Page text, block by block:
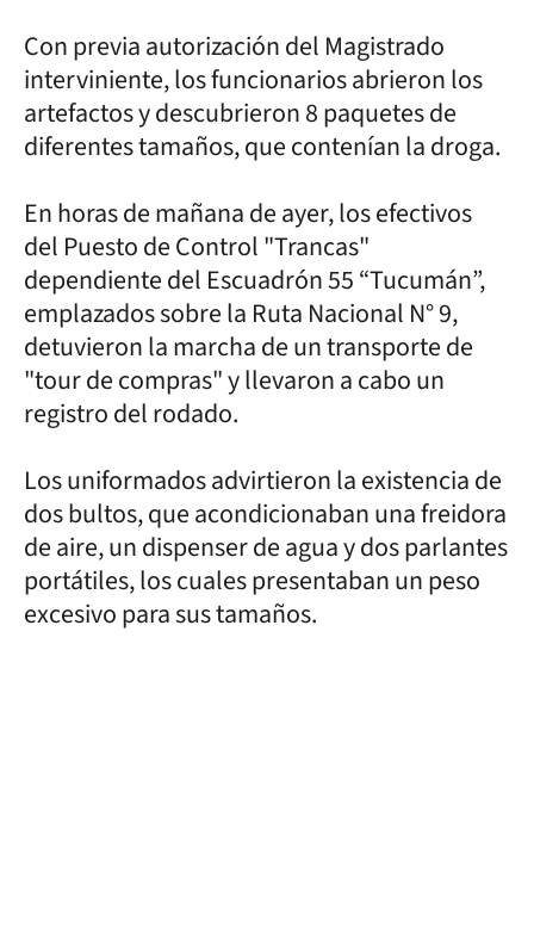
Con previa autorización del Magistrado
interviniente, los funcionarios abrieron los
artefactos y descubrieron 8 paquetes de
diferentes tamaños, que contenían la droga.
En horas de mañana de ayer, los efectivos
del Puesto de Control "Trancas"
dependiente del Escuadrón 55 “Tucumán”,
emplazados sobre la Ruta Nacional N° 9,
detuvieron la marcha de un transporte de
"tour de compras" y llevaron a cabo un
registro del rodado.
Los uniformados advirtieron la existencia de
dos bultos, que acondicionaban una freidora
de aire, un dispenser de agua y dos parlantes
portátiles, los cuales presentaban un peso
excesivo para sus tamaños.